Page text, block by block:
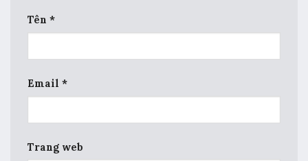
Tên *
Email *
Trang web